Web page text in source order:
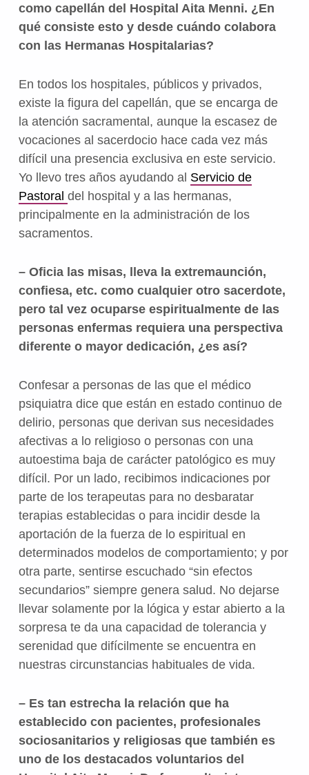
como capellán del Hospital Aita Menni. ¿En
qué consiste esto y desde cuándo colabora
con las Hermanas Hospitalarias?
En todos los hospitales, públicos y privados,
existe la figura del capellán, que se encarga de
la atención sacramental, aunque la escasez de
vocaciones al sacerdocio hace cada vez más
difícil una presencia exclusiva en este servicio.
Yo llevo tres años ayudando al Servicio de
Pastoral del hospital y a las hermanas,
principalmente en la administración de los
sacramentos.
– Oficia las misas, lleva la extremaunción,
confiesa, etc. como cualquier otro sacerdote,
pero tal vez ocuparse espiritualmente de las
personas enfermas requiera una perspectiva
diferente o mayor dedicación, ¿es así?
Confesar a personas de las que el médico
psiquiatra dice que están en estado continuo de
delirio, personas que derivan sus necesidades
afectivas a lo religioso o personas con una
autoestima baja de carácter patológico es muy
difícil. Por un lado, recibimos indicaciones por
parte de los terapeutas para no desbaratar
terapias establecidas o para incidir desde la
aportación de la fuerza de lo espiritual en
determinados modelos de comportamiento; y por
otra parte, sentirse escuchado “sin efectos
secundarios” siempre genera salud. No dejarse
llevar solamente por la lógica y estar abierto a la
sorpresa te da una capacidad de tolerancia y
serenidad que difícilmente se encuentra en
nuestras circunstancias habituales de vida.
– Es tan estrecha la relación que ha
establecido con pacientes, profesionales
sociosanitarios y religiosas que también es
uno de los destacados voluntarios del